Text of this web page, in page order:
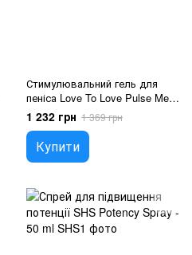
Стимулювальний гель для
пеніса Love To Love Pulse Me
Down 30 мл
1 232 грн 1 369 грн
Купити